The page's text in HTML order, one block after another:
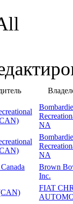
NA
NA
Brown
Inc.
FIAT